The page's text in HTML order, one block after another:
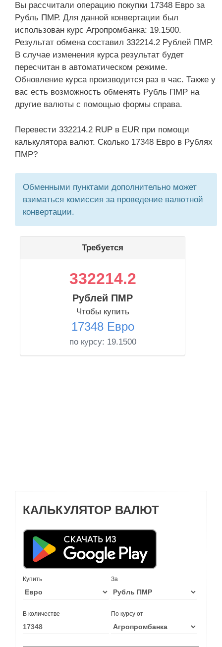
Вы рассчитали операцию покупки 17348 Евро за
Рубль ПМР. Для данной конвертации был
использован курс Агропромбанка: 19.1500.
Результат обмена составил 332214.2 Рублей ПМР.
В случае изменения курса результат будет
пересчитан в автоматическом режиме.
Обновление курса производится раз в час. Также у
вас есть возможность обменять Рубль ПМР на
другие валюты с помощью формы справа.
Перевести 332214.2 RUP в EUR при помощи
калькулятора валют. Сколько 17348 Евро в Рублях
ПМР?
Обменными пунктами дополнительно может
взиматься комиссия за проведение валютной
конвертации.
Требуется
332214.2
Рублей ПМР
Чтобы купить
17348 Евро
по курсу: 19.1500
КАЛЬКУЛЯТОР ВАЛЮТ
Купить За
В количестве По курсу от